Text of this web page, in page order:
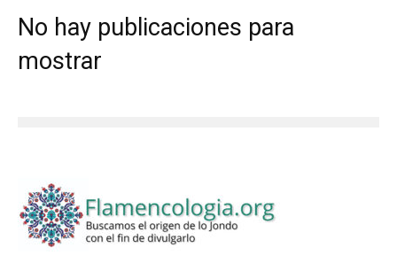
No hay publicaciones para
mostrar